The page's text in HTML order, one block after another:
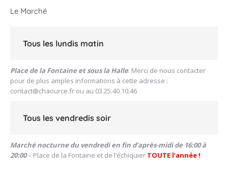
Le Marché
Tous les lundis matin
Place de la Fontaine et sous la Halle. Merci de nous contacter
pour de plus amples informations à cette adresse :
contact@chaource.fr ou au 03.25.40.10.46
Tous les vendredis soir
Marché nocturne du vendredi en fin d’après-midi de 16:00 à
20:00– Place de la Fontaine et de l’échiquier TOUTE l’année !